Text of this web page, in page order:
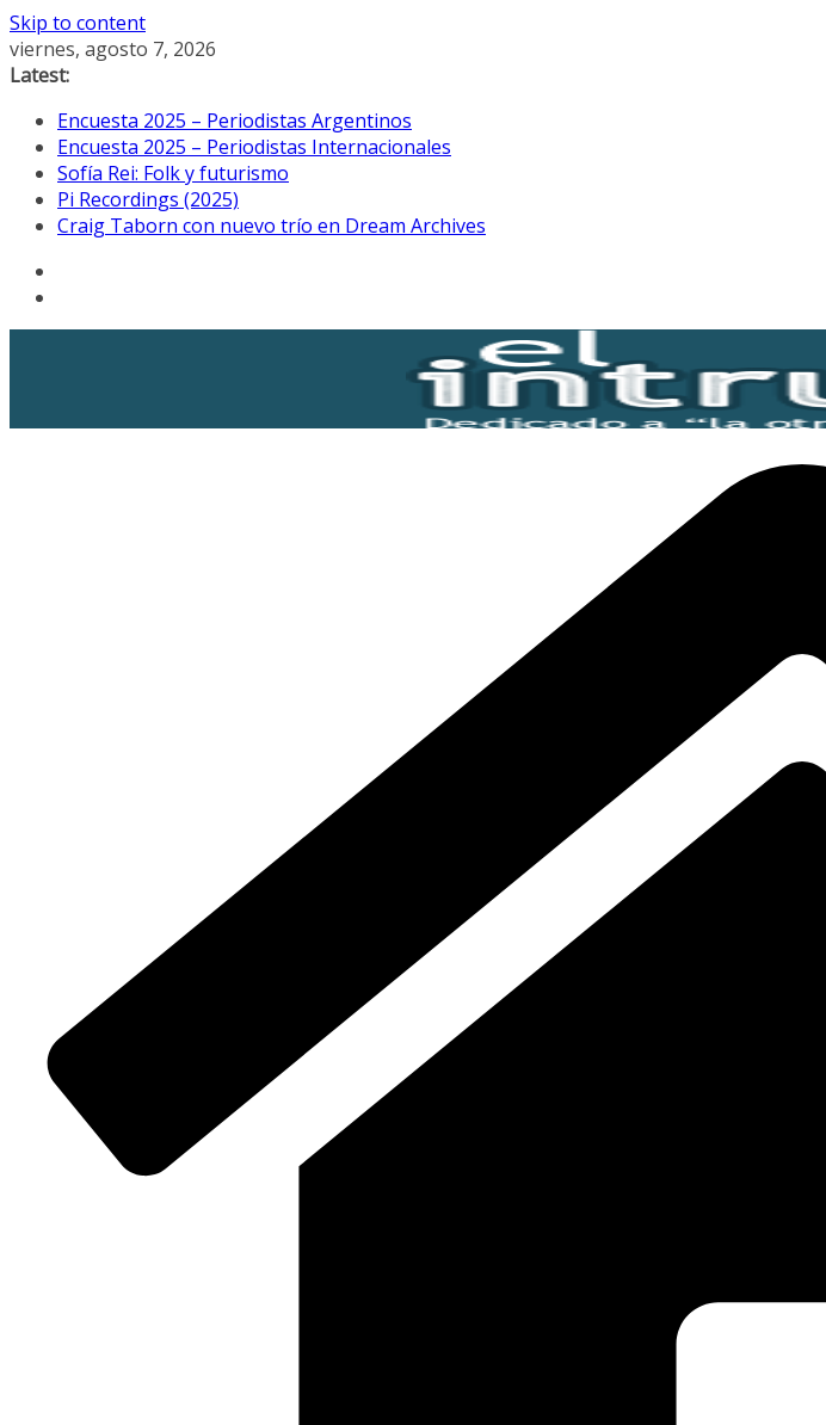
Skip to content
viernes, agosto 7, 2026
Latest:
Encuesta 2025 – Periodistas Argentinos
Encuesta 2025 – Periodistas Internacionales
Sofía Rei: Folk y futurismo
Pi Recordings (2025)
Craig Taborn con nuevo trío en Dream Archives